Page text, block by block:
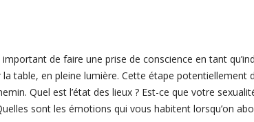
de faire une prise de conscience en tant
table, en pleine lumière. Cette étape potentiellement
Quel est l’état des lieux ? Est-ce que votre
sont les émotions qui vous habitent lorsqu’on